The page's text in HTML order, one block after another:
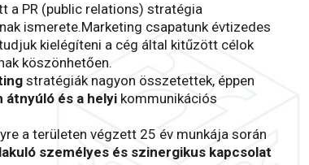
a PR (public relations) stratégia
ismerete.Marketing csapatunk évtizedes
kielégíteni a cég által kitűzött célok
köszönhetően.
stratégiák nagyon összetettek, éppen
átnyúló és a helyi kommunikációs
a területen végzett 25 év munkája során
személyes és szinergikus kapcsolat